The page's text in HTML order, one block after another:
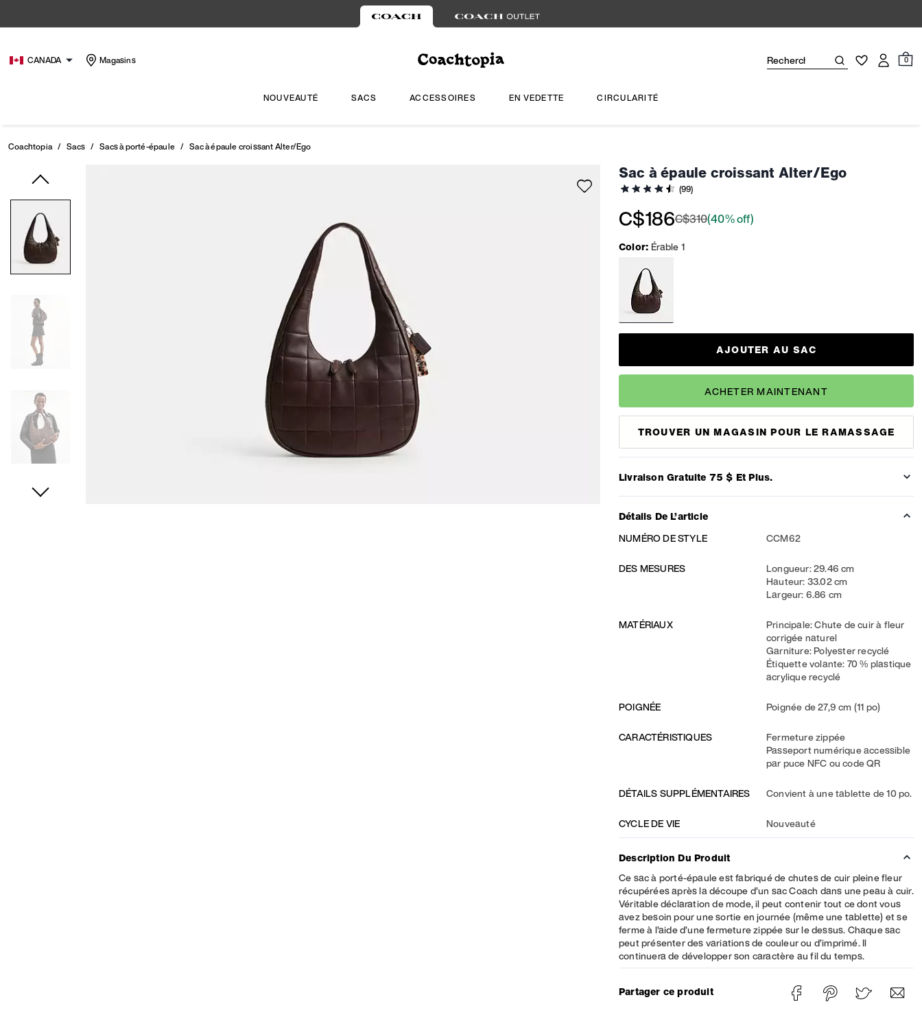
CANADA Magasins 0
NOUVEAUTÉ SACS ACCESSOIRES EN VEDETTE CIRCULARITÉ
Coachtopia / Sacs / Sacs à porté-épaule / Sac à épaule croissant Alter/Ego
Sac à épaule croissant Alter/Ego
(99)
C$186C$310(40% off)
Color: Érable 1
AJOUTER AU SAC
ACHETER MAINTENANT
TROUVER UN MAGASIN POUR LE RAMASSAGE
Livraison Gratuite 75 $ Et Plus.
Détails De L’article
NUMÉRO DE STYLE
CCM62
DES MESURES
Longueur: 29.46 cm
Hauteur: 33.02 cm
Largeur: 6.86 cm
MATÉRIAUX
Principale: Chute de cuir à fleur
corrigée naturel
Garniture: Polyester recyclé
Étiquette volante: 70 % plastique
acrylique recyclé
POIGNÉE Poignée de 27,9 cm (11 po)
CARACTÉRISTIQUES
Fermeture zippée
Passeport numérique accessible
par puce NFC ou code QR
DÉTAILS SUPPLÉMENTAIRES Convient à une tablette de 10 po.
CYCLE DE VIE Nouveauté
Description Du Produit
Ce sac à porté-épaule est fabriqué de chutes de cuir pleine fleur
récupérées après la découpe d’un sac Coach dans une peau à cuir.
Véritable déclaration de mode, il peut contenir tout ce dont vous
avez besoin pour une sortie en journée (même une tablette) et se
ferme à l’aide d’une fermeture zippée sur le dessus. Chaque sac
peut présenter des variations de couleur ou d’imprimé. Il
continuera de développer son caractère au fil du temps.
Partager ce produit